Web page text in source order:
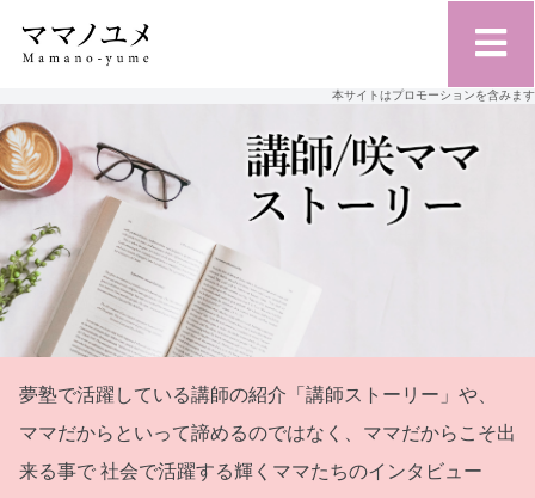
本サイトはプロモーションを含みます
夢塾で活躍している講師の紹介「講師ストーリー」や、
ママだからといって諦めるのではなく、ママだからこそ出
来る事で 社会で活躍する輝くママたちのインタビュー